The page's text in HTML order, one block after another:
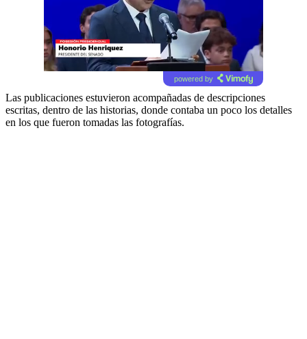
powered by
Las publicaciones estuvieron acompañadas de descripciones
escritas, dentro de las historias, donde contaba un poco los detalles
en los que fueron tomadas las fotografías.